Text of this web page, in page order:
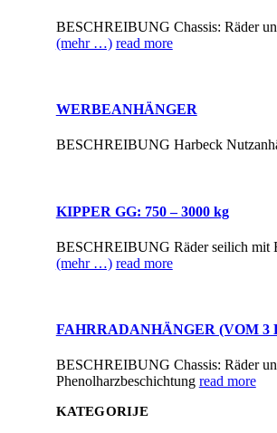
BESCHREIBUNG Chassis: Räder
(mehr …) read more
WERBEANHÄNGER
BESCHREIBUNG Harbeck
KIPPER GG: 750 – 3000 kg
BESCHREIBUNG Räder seilich mit
(mehr …) read more
FAHRRADANHÄNGER (VOM 3
BESCHREIBUNG Chassis: Räder
Phenolharzbeschichtung read more
KATEGORIJE